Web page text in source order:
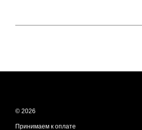
© 2026
Принимаем к оплате